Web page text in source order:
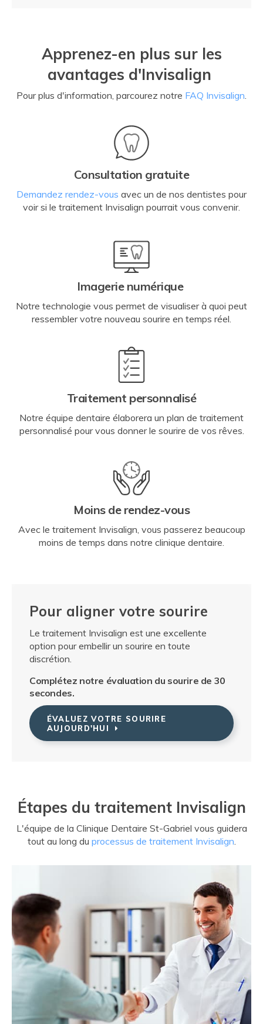
Apprenez-en plus sur les
avantages d'Invisalign
Pour plus d'information, parcourez notre FAQ Invisalign.
Consultation gratuite
Demandez rendez-vous avec un de nos dentistes pour
voir si le traitement Invisalign pourrait vous convenir.
Imagerie numérique
Notre technologie vous permet de visualiser à quoi peut
ressembler votre nouveau sourire en temps réel.
Traitement personnalisé
Notre équipe dentaire élaborera un plan de traitement
personnalisé pour vous donner le sourire de vos rêves.
Moins de rendez-vous
Avec le traitement Invisalign, vous passerez beaucoup
moins de temps dans notre clinique dentaire.
Pour aligner votre sourire
Le traitement Invisalign est une excellente
option pour embellir un sourire en toute
discrétion.
Complétez notre évaluation du sourire de 30
secondes.
ÉVALUEZ VOTRE SOURIRE
AUJOURD'HUI
Étapes du traitement Invisalign
L'équipe de la Clinique Dentaire St-Gabriel vous guidera
tout au long du processus de traitement Invisalign.